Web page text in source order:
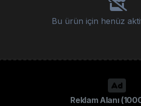
Bu ürün için henüz
Reklam Alanı